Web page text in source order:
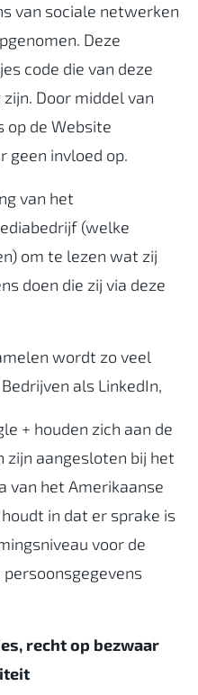
van sociale netwerken
Deze
code die van deze
Door middel van
op de Website
geen invloed op.
van het
(welke
om te lezen wat zij
doen die zij via deze
wordt zo veel
als LinkedIn,
+ houden zich aan de
zijn aangesloten bij het
van het Amerikaanse
in dat er sprake is
voor de
recht op bezwaar